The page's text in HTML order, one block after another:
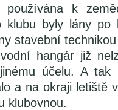
používána k
klubu byly lány
stavební
hangár již
účelu. A tak
a na okraji letiště
klubovnou.